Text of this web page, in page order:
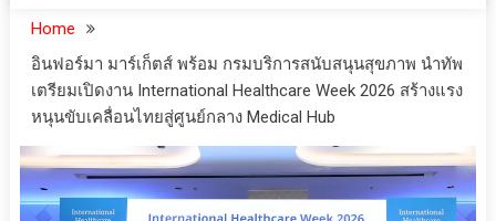
Home
อินฟอร์มา มาร์เก็ตส์ พร้อม กรมบริการสนับสนุนสุขภาพ นำทัพ
เตรียมเปิดงาน International Healthcare Week 2026 สร้างแรง
หนุนขับเคลื่อนไทยสู่ศูนย์กลาง Medical Hub